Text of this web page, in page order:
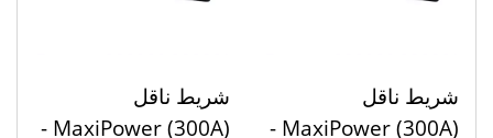
شريط ناقل
MaxiPower (300A) -
شريط ناقل
MaxiPower (300A) -